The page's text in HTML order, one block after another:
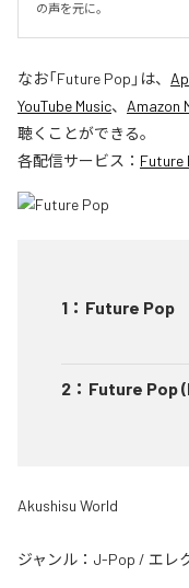
の声を元に。
なお「Future Pop 」は、
YouTube Music、 Amazon
聴くことができる。
各配信サービス： Future
1 ： Future Pop
2 ： Future Pop
Akushisu World
ジャンル： J-Pop / エレ